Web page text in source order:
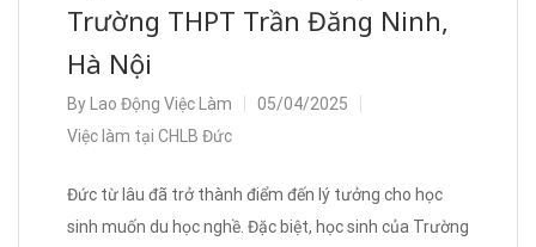
Trường THPT Trần Đăng Ninh,
Hà Nội
By Lao Động Việc Làm
05/04/2025
Việc làm tại CHLB Đức
Đức từ lâu đã trở thành điểm đến lý tưởng cho học
sinh muốn du học nghề. Đặc biệt, học sinh của Trường